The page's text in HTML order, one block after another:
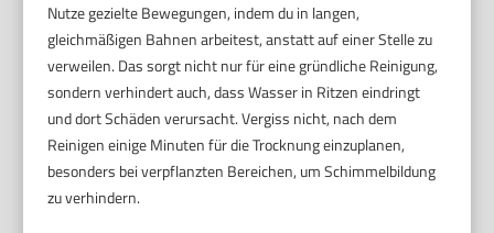
Nutze gezielte Bewegungen, indem du in langen,
gleichmäßigen Bahnen arbeitest, anstatt auf einer Stelle zu
verweilen. Das sorgt nicht nur für eine gründliche Reinigung,
sondern verhindert auch, dass Wasser in Ritzen eindringt
und dort Schäden verursacht. Vergiss nicht, nach dem
Reinigen einige Minuten für die Trocknung einzuplanen,
besonders bei verpflanzten Bereichen, um Schimmelbildung
zu verhindern.